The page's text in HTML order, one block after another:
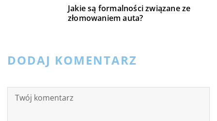
Jakie są formalności związane ze
złomowaniem auta?
DODAJ KOMENTARZ